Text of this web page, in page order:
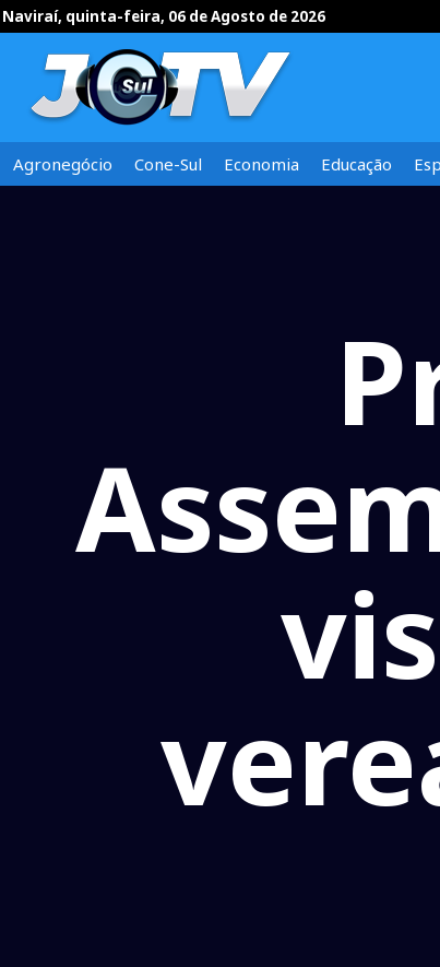
Naviraí, quinta-feira, 06 de Agosto de 2026
Agronegócio Cone-Sul Economia Educação